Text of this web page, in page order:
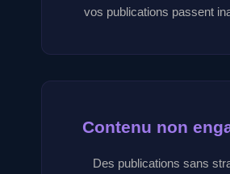
vos publications passent
Contenu non
Des publications sans